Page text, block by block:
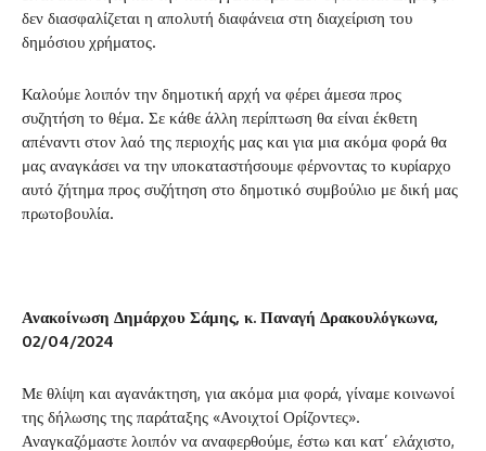
δεν διασφαλίζεται η απολυτή διαφάνεια στη διαχείριση του
δημόσιου χρήματος.
Καλούμε λοιπόν την δημοτική αρχή να φέρει άμεσα προς
συζητήση το θέμα. Σε κάθε άλλη περίπτωση θα είναι έκθετη
απέναντι στον λαό της περιοχής μας και για μια ακόμα φορά θα
μας αναγκάσει να την υποκαταστήσουμε φέρνοντας το κυρίαρχο
αυτό ζήτημα προς συζήτηση στο δημοτικό συμβούλιο με δική μας
πρωτοβουλία.
Ανακοίνωση Δημάρχου Σάμης, κ. Παναγή Δρακουλόγκωνα,
02/04/2024
Με θλίψη και αγανάκτηση, για ακόμα μια φορά, γίναμε κοινωνοί
της δήλωσης της παράταξης «Ανοιχτοί Ορίζοντες».
Αναγκαζόμαστε λοιπόν να αναφερθούμε, έστω και κατ’ ελάχιστο,